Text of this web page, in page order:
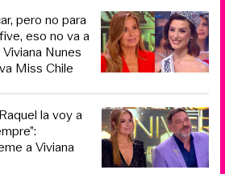
pero no para
eso no va a
Viviana Nunes
Miss Chile
la voy a
a Viviana